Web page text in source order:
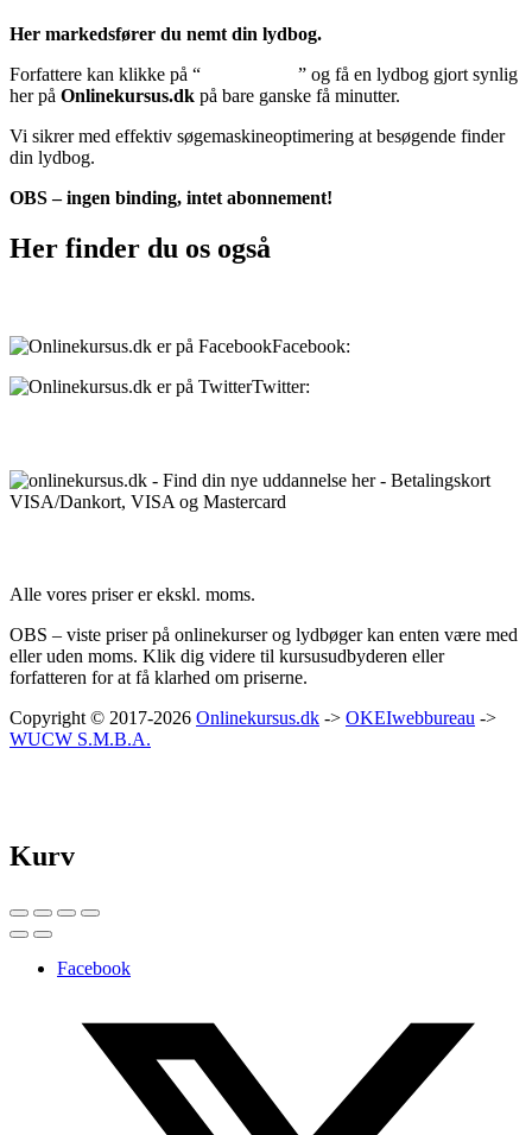
Her markedsfører du nemt din lydbog.
Forfattere kan klikke på “
” og få en lydbog gjort synlig
her på Onlinekursus.dk på bare ganske få minutter.
Vi sikrer med effektiv søgemaskineoptimering at besøgende finder
din lydbog.
OBS – ingen binding, intet abonnement!
Her finder du os også
Facebook:
Twitter:
Alle vores priser er ekskl. moms.
OBS – viste priser på onlinekurser og lydbøger kan enten være med
eller uden moms. Klik dig videre til kursusudbyderen eller
forfatteren for at få klarhed om priserne.
Copyright © 2017-2026 Onlinekursus.dk -> OKEIwebbureau ->
WUCW S.M.B.A.
Kurv
Facebook